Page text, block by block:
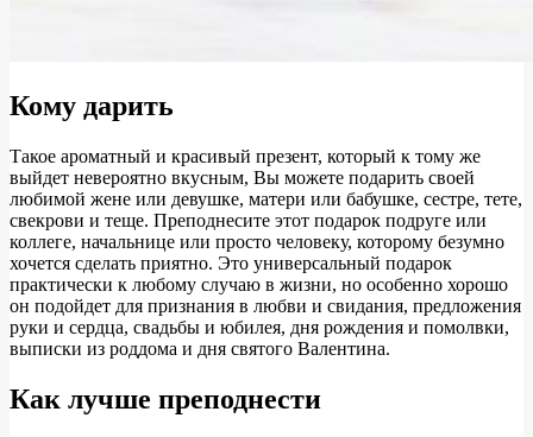
Кому дарить
Такое ароматный и красивый презент, который к тому же
выйдет невероятно вкусным, Вы можете подарить своей
любимой жене или девушке, матери или бабушке, сестре, тете,
свекрови и теще. Преподнесите этот подарок подруге или
коллеге, начальнице или просто человеку, которому безумно
хочется сделать приятно. Это универсальный подарок
практически к любому случаю в жизни, но особенно хорошо
он подойдет для признания в любви и свидания, предложения
руки и сердца, свадьбы и юбилея, дня рождения и помолвки,
выписки из роддома и дня святого Валентина.
Как лучше преподнести